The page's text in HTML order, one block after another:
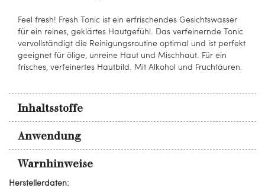
Feel fresh! Fresh Tonic ist ein erfrischendes Gesichtswasser
für ein reines, geklärtes Hautgefühl. Das verfeinernde Tonic
vervollständigt die Reinigungsroutine optimal und ist perfekt
geeignet für ölige, unreine Haut und Mischhaut. Für ein
frisches, verfeinertes Hautbild. Mit Alkohol und Fruchtäuren.
Inhaltsstoffe
Anwendung
Warnhinweise
Herstellerdaten: